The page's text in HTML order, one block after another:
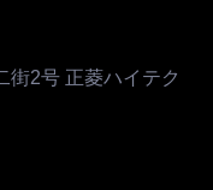
街2号 正菱ハイテク